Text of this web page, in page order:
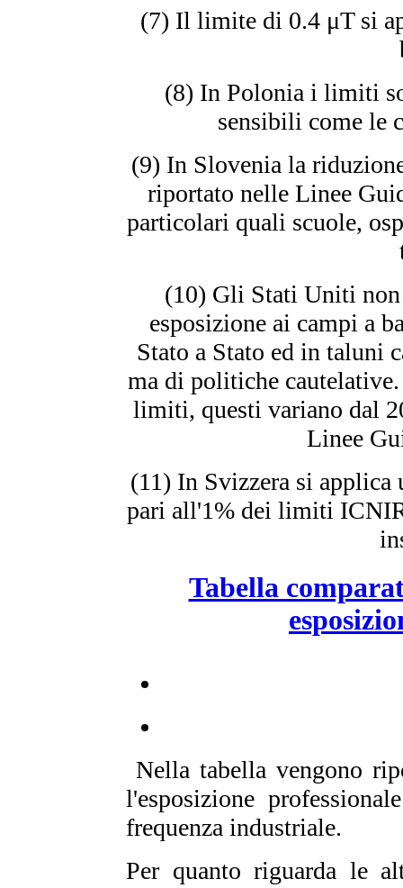
(7) Il limite di 0.4 μT si
(8) In Polonia i limiti
sensibili come le
(9) In Slovenia la
riportato nelle Linee
particolari quali scuole,
(10) Gli Stati Uniti non
esposizione ai campi a
Stato a Stato ed in taluni
ma di politiche
limiti, questi variano dal
Linee
(11) In Svizzera si
pari all'1% dei limiti
Tabella
Nella tabella vengono
l'esposizione
frequenza industriale.
Per quanto riguarda le